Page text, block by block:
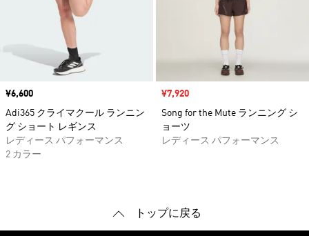
価格
¥6,600
Adi365 クライマクール ランニン
グ ショート レギンス
レディース パフォーマンス
2 カラー
セール価格
¥7,920
Song for the Mute ランニング シ
ョーツ
レディース パフォーマンス
トップに戻る